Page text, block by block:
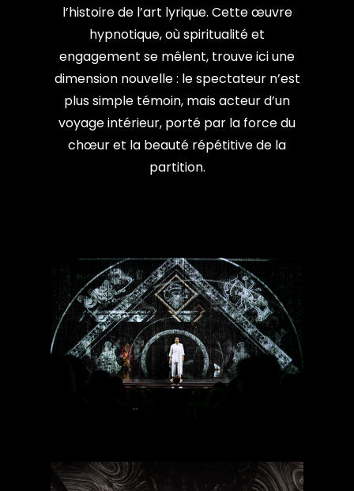
l’histoire de l’art lyrique. Cette œuvre
hypnotique, où spiritualité et
engagement se mêlent, trouve ici une
dimension nouvelle : le spectateur n’est
plus simple témoin, mais acteur d’un
voyage intérieur, porté par la force du
chœur et la beauté répétitive de la
partition.